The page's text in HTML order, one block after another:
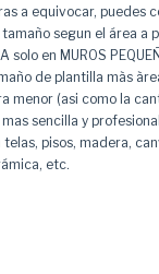
a equivocar, puedes
segun el área a
solo en MUROS
de plantilla màs
menor (asi como la
sencilla y
pisos, madera,
etc.